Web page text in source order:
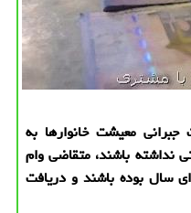
معیشت خانوارها به
نداشته باشند، متقاضی وام
سال بوده باشند و دریافت